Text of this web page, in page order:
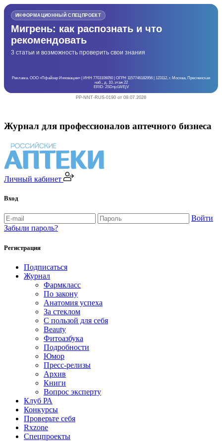
ИНФОРМАЦИОННЫЙ СПЕЦПРОЕКТ
Мигрень: как распознать и что
рекомендовать
3 статьи и возможность проверить свои знания
Реклама. ООО «Пфайзер Инновации» | ИНН 7703106050 | ОГРН 1157746182956 | 123112, г. Москва, Пресненская
наб., д. 10, этаж 22
ERID: 2SDnjcLWEjV
PP-NNT-RUS-0190 от 09.07.2026
Журнал для профессионалов аптечного бизнеса
Личный кабинет
Вход
Войти
Забыли пароль?
Регистрация
Подписаться
Журнал
Фармкласс
По закону
Анатомия успеха
За стеклом
С пользой для себя
Beauty
Фитоазбука
Подробности
Юмор
Пресс-релизы
Архив
Книги
Вопрос эксперту
Клуб РА
Конкурсы
Проверьте себя
Rxzone
Спецпроекты